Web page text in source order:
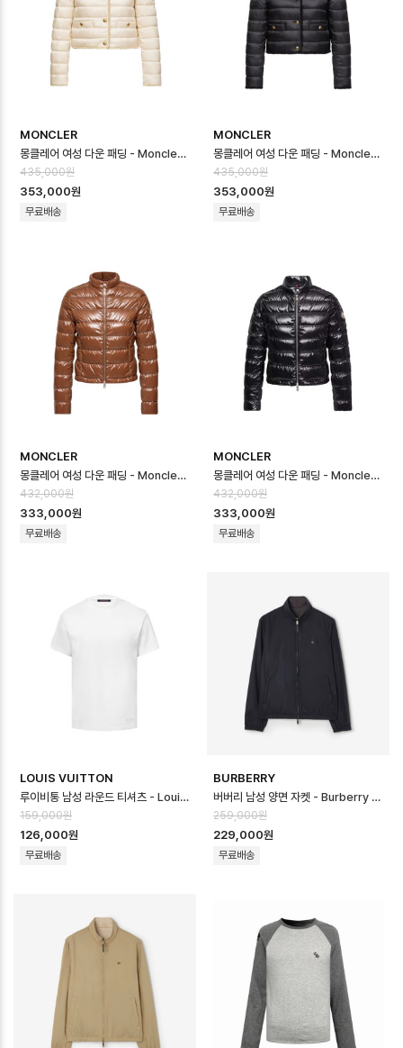
MONCLER
몽클레어 여성 다운 패딩 - Moncler Womens Down Padding - moc1…
435,000원
353,000원
무료배송
MONCLER
몽클레어 여성 다운 패딩 - Moncler Womens Down Padding - moc1…
435,000원
353,000원
무료배송
MONCLER
몽클레어 여성 다운 패딩 - Moncler Womens Down Padding - moc1…
432,000원
333,000원
무료배송
MONCLER
몽클레어 여성 다운 패딩 - Moncler Womens Down Padding - moc1…
432,000원
333,000원
무료배송
LOUIS VUITTON
루이비통 남성 라운드 티셔츠 - Louis vuitton Mens Round Tshirt …
159,000원
126,000원
무료배송
BURBERRY
버버리 남성 양면 자켓 - Burberry Mens Reversible Jacket - b…
259,000원
229,000원
무료배송